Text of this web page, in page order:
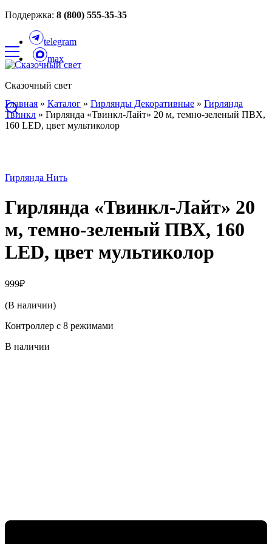
Поддержка: 8 (800) 555-35-35
telegram
max
Сказочный свет
Главная » Каталог » Гирлянды Декоративные » Гирлянда
Твинкл » Гирлянда «Твинкл-Лайт» 20 м, темно-зеленый ПВХ,
160 LED, цвет мультиколор
Гирлянда Нить
Гирлянда «Твинкл-Лайт» 20
м, темно-зеленый ПВХ, 160
LED, цвет мультиколор
999₽
(В наличии)
Контроллер с 8 режимами
В наличии